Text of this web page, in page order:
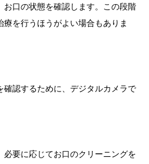
お口の状態を確認します。この段階
を行うほうがよい場合もありま
確認するために、デジタルカメラで
要に応じてお口のクリーニングを